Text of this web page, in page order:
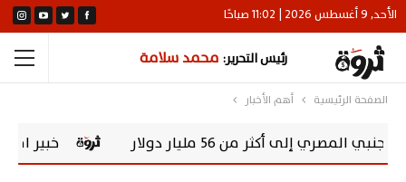
الأحد, 9 أغسطس 2026 | 11:02 صباحًا
رئيس التحرير: محمد سلامة
الصفحة الرئيسية أهم الأخبار
أكثر من 56 مليار دولار خبير اقتصادي: